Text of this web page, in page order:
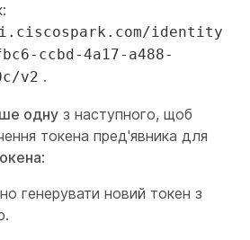
identity
ccbd-4a17-a488-
v2 .
одну з наступного, щоб
токена пред'явника для
:
генерувати новий токен з